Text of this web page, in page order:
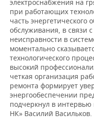
электроснабжения на
при работающих
часть энергетического
обслуживания, в связи
неисправности в
моментально
технологического
высокий
четкая организация
ремонта формирует
энергообеспечении
подчеркнул в
НК» Василий Васильков.